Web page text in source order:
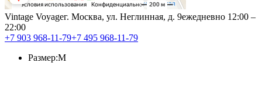
Vintage Voyageг. Москва, ул. Неглинная, д. 9ежедневно 12:00 –
22:00
+7 903 968-11-79+7 495 968-11-79
Размер:M